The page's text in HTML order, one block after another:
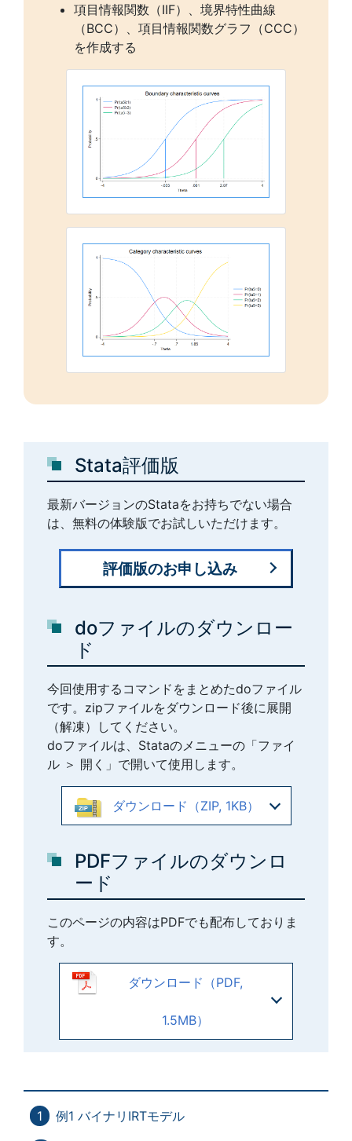
項目情報関数（IIF）、境界特性曲線
（BCC）、項目情報関数グラフ（CCC）
を作成する
Stata評価版
最新バージョンのStataをお持ちでない場合
は、無料の体験版でお試しいただけます。
評価版のお申し込み
doファイルのダウンロー
ド
今回使用するコマンドをまとめたdoファイル
です。zipファイルをダウンロード後に展開
（解凍）してください。
doファイルは、Stataのメニューの「ファイ
ル ＞ 開く」で開いて使用します。
ダウンロード（ZIP, 1KB）
PDFファイルのダウンロ
ード
このページの内容はPDFでも配布しておりま
す。
ダウンロード（PDF,
1.5MB）
例1 バイナリIRTモデル